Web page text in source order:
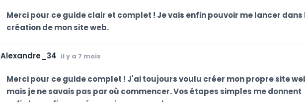
Merci pour ce guide clair et complet ! Je vais enfin pouvoir me lancer dans
création de mon site web.
Alexandre_34 il y a 7 mois
Merci pour ce guide complet ! J'ai toujours voulu créer mon propre site
mais je ne savais pas par où commencer. Vos étapes simples me donnent